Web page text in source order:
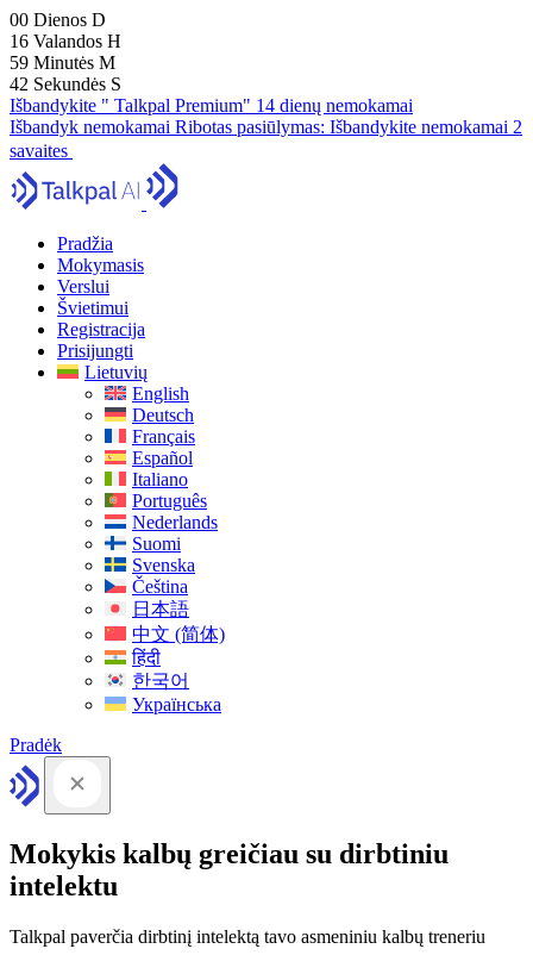
00 Dienos D
16 Valandos H
59 Minutės M
41 Sekundės S
Išbandykite " Talkpal Premium" 14 dienų nemokamai
Išbandyk nemokamai Ribotas pasiūlymas: Išbandykite nemokamai 2
savaites
Pradžia
Mokymasis
Verslui
Švietimui
Registracija
Prisijungti
Lietuvių
English
Deutsch
Français
Español
Italiano
Português
Nederlands
Suomi
Svenska
Čeština
日本語
中文 (简体)
हिंदी
한국어
Українська
Pradėk
Mokykis kalbų greičiau su dirbtiniu
intelektu
Talkpal paverčia dirbtinį intelektą tavo asmeniniu kalbų treneriu